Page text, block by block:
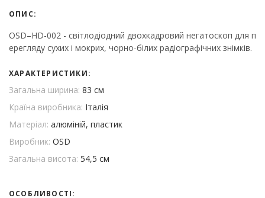
ОПИС:
OSD–HD-002 - світлодіодний двохкадровий негатоскоп для п
ерегляду сухих і мокрих, чорно-білих радіографічних знімків.
ХАРАКТЕРИСТИКИ:
Загальна ширина: 83 см
Країна виробника: Італія
Матеріал: алюміній, пластик
Виробник: OSD
Загальна висота: 54,5 см
ОСОБЛИВОСТІ: